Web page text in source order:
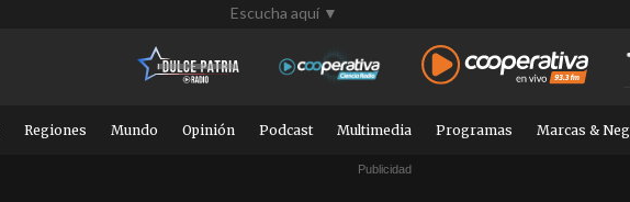
Escucha aquí ▼
Regiones Mundo Opinión Podcast Multimedia Programas Marcas &